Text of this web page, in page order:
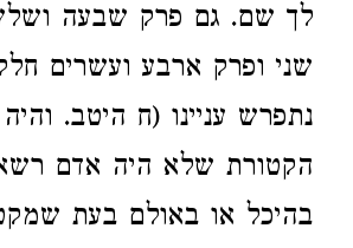
לך שם. גם פרק שבעה
שני ופרק ארבע ועשרים
נתפרש עניינו (ח היטב.
הקטורת שלא היה אדם
בהיכל או באולם בעת